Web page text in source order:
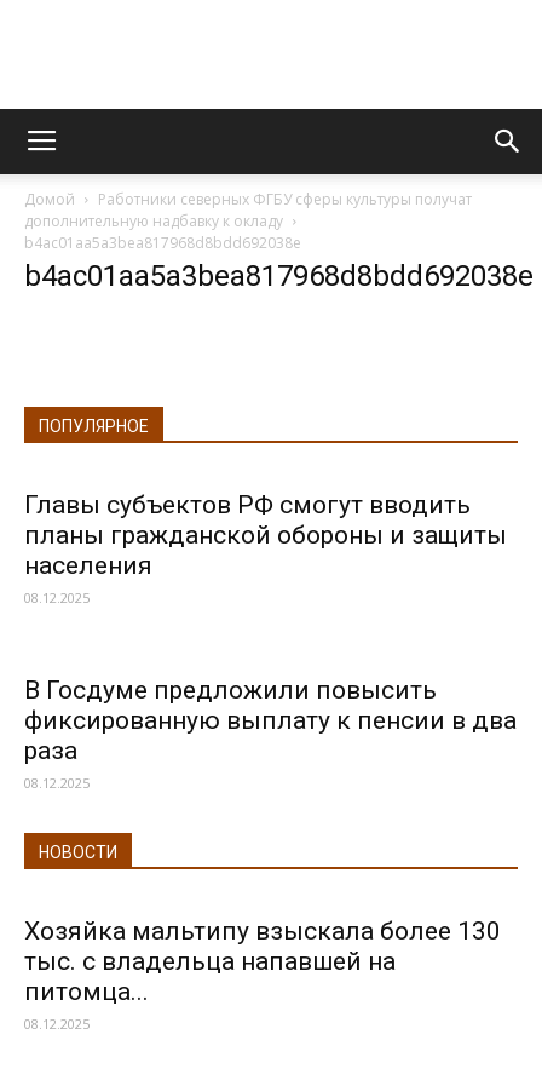
Информационно
правовой
Домой
Работники северных ФГБУ сферы культуры получат
дополнительную надбавку к окладу
b4ac01aa5a3bea817968d8bdd692038e
b4ac01aa5a3bea817968d8bdd692038e
ПОПУЛЯРНОЕ
Главы субъектов РФ смогут вводить
планы гражданской обороны и защиты
населения
08.12.2025
В Госдуме предложили повысить
фиксированную выплату к пенсии в два
раза
08.12.2025
НОВОСТИ
Хозяйка мальтипу взыскала более 130
тыс. с владельца напавшей на
питомца...
08.12.2025